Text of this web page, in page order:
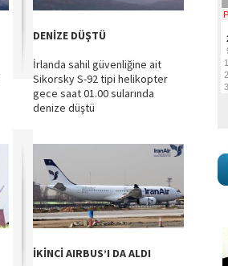
DENİZE DÜŞTÜ
İrlanda sahil güvenliğine ait
Sikorsky S-92 tipi helikopter
gece saat 01.00 sularında
denize düştü
İKİNCİ AIRBUS’I DA ALDI